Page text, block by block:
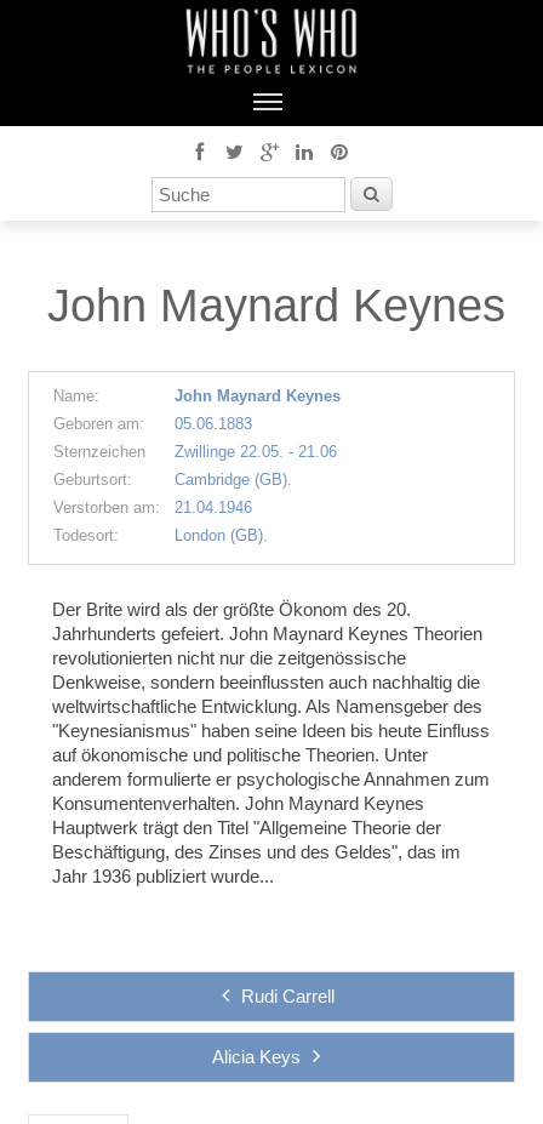
John Maynard Keynes
Name:
John Maynard Keynes
Geboren am:
05.06.1883
Sternzeichen
Zwillinge 22.05. - 21.06
Geburtsort:
Cambridge (GB).
Verstorben am:
21.04.1946
Todesort:
London (GB).
Der Brite wird als der größte Ökonom des 20.
Jahrhunderts gefeiert. John Maynard Keynes Theorien
revolutionierten nicht nur die zeitgenössische
Denkweise, sondern beeinflussten auch nachhaltig die
weltwirtschaftliche Entwicklung. Als Namensgeber des
"Keynesianismus" haben seine Ideen bis heute Einfluss
auf ökonomische und politische Theorien. Unter
anderem formulierte er psychologische Annahmen zum
Konsumentenverhalten. John Maynard Keynes
Hauptwerk trägt den Titel "Allgemeine Theorie der
Beschäftigung, des Zinses und des Geldes", das im
Jahr 1936 publiziert wurde...
Rudi Carrell
Alicia Keys